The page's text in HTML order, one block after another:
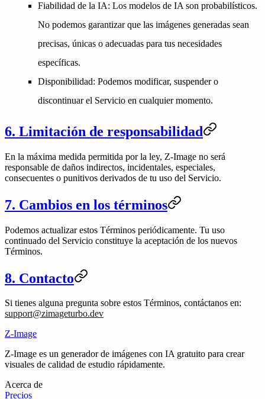
Fiabilidad de la IA: Los modelos de IA son probabilísticos.
No podemos garantizar que las imágenes generadas sean
precisas, únicas o adecuadas para tus necesidades
específicas.
Disponibilidad: Podemos modificar, suspender o
discontinuar el Servicio en cualquier momento.
6. Limitación de responsabilidad
En la máxima medida permitida por la ley, Z-Image no será
responsable de daños indirectos, incidentales, especiales,
consecuentes o punitivos derivados de tu uso del Servicio.
7. Cambios en los términos
Podemos actualizar estos Términos periódicamente. Tu uso
continuado del Servicio constituye la aceptación de los nuevos
Términos.
8. Contacto
Si tienes alguna pregunta sobre estos Términos, contáctanos en:
support@zimageturbo.dev
Z-Image
Z-Image es un generador de imágenes con IA gratuito para crear
visuales de calidad de estudio rápidamente.
Acerca de
Precios